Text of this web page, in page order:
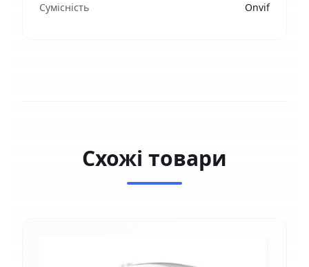
Сумісність Onvif
Схожі товари